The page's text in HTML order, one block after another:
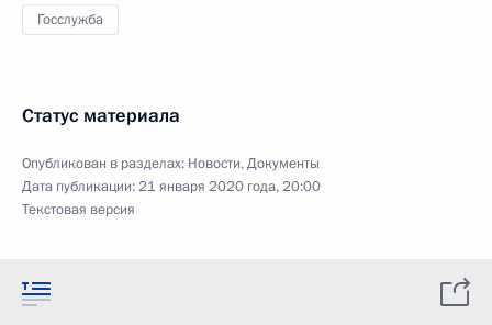
Госслужба
Статус материала
Опубликован в разделах: Новости,Документы
Дата публикации:21 января 2020 года, 20:00
Текстовая версия